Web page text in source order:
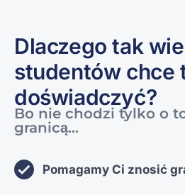
Dlaczego tak
studentów chce
doświadczyć?
Bo nie chodzi tylko o
granicą…
Pomagamy Ci znosić